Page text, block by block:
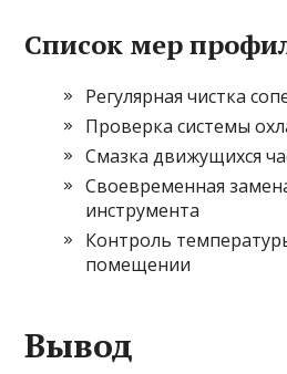
Список мер
Регулярная чистка
Проверка системы
Смазка движущихся
Своевременная
инструмента
Контроль
помещении
Вывод